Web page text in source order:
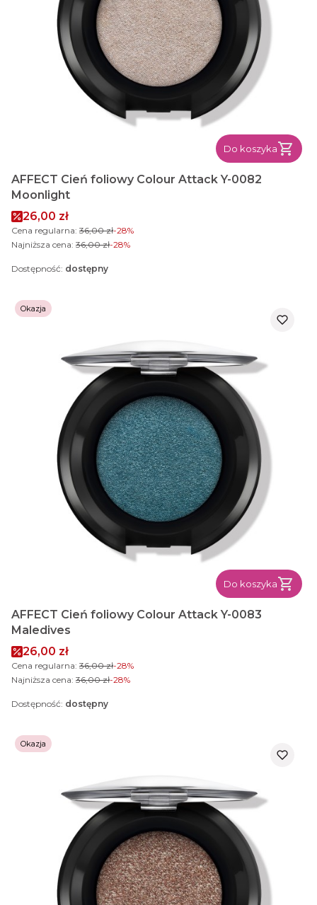
Do koszyka
AFFECT Cień foliowy Colour Attack Y-0082
Moonlight
Cena promocyjna
26,00 zł
Cena regularna: 36,00 zł-28%
Najniższa cena: 36,00 zł-28%
Dostępność: dostępny
Okazja
Do koszyka
AFFECT Cień foliowy Colour Attack Y-0083
Maledives
Cena promocyjna
26,00 zł
Cena regularna: 36,00 zł-28%
Najniższa cena: 36,00 zł-28%
Dostępność: dostępny
Okazja